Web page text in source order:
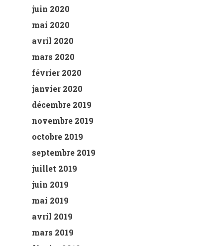
juin 2020
mai 2020
avril 2020
mars 2020
février 2020
janvier 2020
décembre 2019
novembre 2019
octobre 2019
septembre 2019
juillet 2019
juin 2019
mai 2019
avril 2019
mars 2019